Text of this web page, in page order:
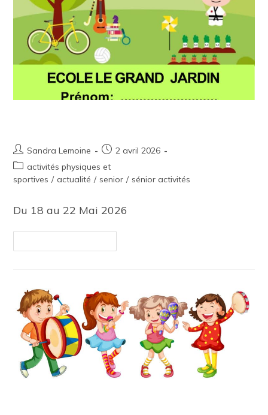
Sandra Lemoine
2 avril 2026
activités physiques et
sportives / actualité / senior / sénior activités
Du 18 au 22 Mai 2026